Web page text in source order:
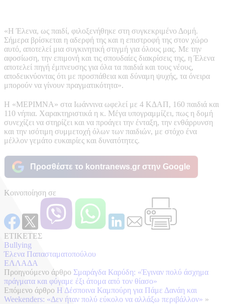
«Η Έλενα, ως παιδί, φιλοξενήθηκε στη συγκεκριμένο Δομή.
Σήμερα βρίσκεται η αδερφή της και η επιστροφή της στον χώρο
αυτό, αποτελεί μια συγκινητική στιγμή για όλους μας. Με την
αφοσίωση, την επιμονή και τις σπουδαίες διακρίσεις της, η Έλενα
αποτελεί πηγή έμπνευσης για όλα τα παιδιά και τους νέους,
αποδεικνύοντας ότι με προσπάθεια και δύναμη ψυχής, τα όνειρα
μπορούν να γίνουν πραγματικότητα».
Η «ΜΕΡΙΜΝΑ» στα Ιωάννινα ωφελεί με 4 ΚΔΑΠ, 160 παιδιά και
110 νήπια. Χαρακτηριστικά η κ. Μέγα υπογραμμίζει, πως η δομή
συνεχίζει να στηρίζει και να προάγει την ένταξη, την ενθάρρυνση
και την ισότιμη συμμετοχή όλων των παιδιών, με στόχο ένα
μέλλον γεμάτο ευκαιρίες και δυνατότητες.
Προσθέστε το kontranews.gr στην Google
Κοινοποίηση σε
ΕΤΙΚΕΤΕΣ
Bullying
Έλενα Παπασταματοπούλου
ΕΛΛΑΔΑ
Προηγούμενο άρθρο Σμαράγδα Καρύδη: «Έγιναν πολύ άσχημα
πράγματα και φύγαμε έξι άτομα από τον θίασο»
Επόμενο άρθρο Η Δέσποινα Καμπούρη για Πάμε Δανάη και
Weekenders: «Δεν ήταν πολύ εύκολο να αλλάξω περιβάλλον» »